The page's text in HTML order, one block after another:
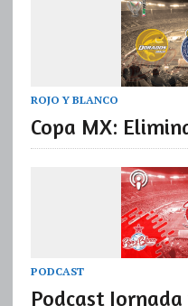
ROJO Y BLANCO
Copa MX:
PODCAST
Podcast